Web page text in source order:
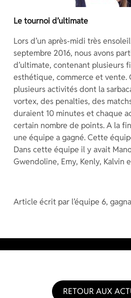
Le tournoi d’ultimate
Lors d’un après-midi très
septembre 2016, nous avons
d’ultimate, contenant plusieurs
esthétique, commerce et vente.
plusieurs activités dont la
vortex, des penalties, des
duraient 10 minutes et chaque
certain nombre de points. A la
une équipe a gagné. Cette
Dans cette équipe il y avait
Gwendoline, Emy, Kenly, Kalvin
Article écrit par l’équipe 6,
RETOUR AUX